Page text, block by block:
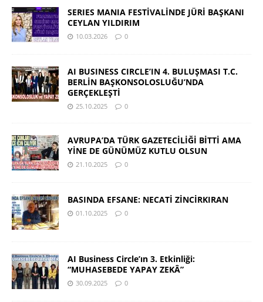
SERIES MANIA FESTİVALİNDE JÜRİ BAŞKANI
CEYLAN YILDIRIM
10.03.2026 0
AI BUSINESS CIRCLE’IN 4. BULUŞMASI T.C.
BERLİN BAŞKONSOLOSLUĞU’NDA
GERÇEKLEŞTİ
25.10.2025 0
AVRUPA’DA TÜRK GAZETECİLİĞİ BİTTİ AMA
YİNE DE GÜNÜMÜZ KUTLU OLSUN
21.10.2025 0
BASINDA EFSANE: NECATİ ZİNCİRKIRAN
01.10.2025 0
AI Business Circle’ın 3. Etkinliği:
“MUHASEBEDE YAPAY ZEKÂ”
30.09.2025 0